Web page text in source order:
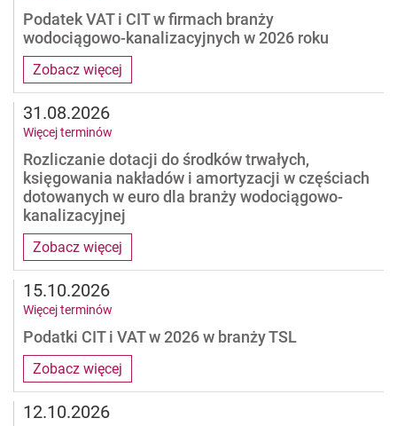
Zobacz więcej
Podatek VAT i CIT w firmach branży
wodociągowo-kanalizacyjnych w 2026 roku
Zobacz więcej
Rozliczanie dotacji do środków trwałych,
księgowania nakładów i amortyzacji w częściach
dotowanych w euro dla branży wodociągowo-
kanalizacyjnej
31.08.2026
Więcej terminów
Zobacz więcej
Podatki CIT i VAT w 2026 w branży TSL
15.10.2026
Więcej terminów
12.10.2026